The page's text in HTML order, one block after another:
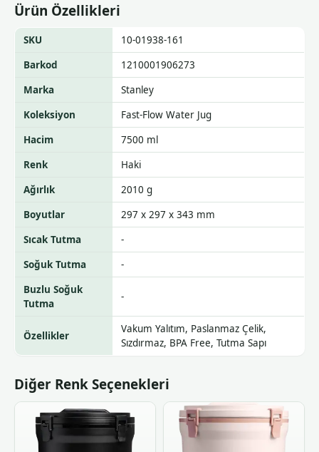
Ürün Özellikleri
SKU
10-01938-161
Barkod
1210001906273
Marka
Stanley
Koleksiyon
Fast-Flow Water Jug
Hacim
7500 ml
Renk
Haki
Ağırlık
2010 g
Boyutlar
297 x 297 x 343 mm
Sıcak Tutma
-
Soğuk Tutma
-
Buzlu Soğuk
Tutma
-
Özellikler
Vakum Yalıtım, Paslanmaz Çelik,
Sızdırmaz, BPA Free, Tutma Sapı
Diğer Renk Seçenekleri